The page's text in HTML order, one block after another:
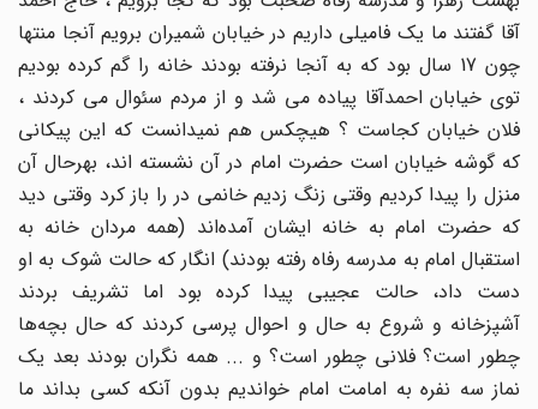
آقا گفتند ما یک فامیلى داریم در خیابان شمیران برویم آنجا منتها
چون 17 سال بود که‌ به‌ آنجا نرفته‌ بودند خانه‌ را گم کرده‌ بودیم
توى خیابان احمدآقا پیاده‌ می شد و از مردم سئوال می کردند ،
فلان خیابان کجاست ؟ هیچکس هم نمیدانست که‌ این پیکانى
که‌ گوشه‌ خیابان است حضرت امام در آن نشسته‌ اند، بهرحال آن
منزل را پیدا کردیم وقتى زنگ زدیم خانمى در را باز کرد وقتى دید
که‌ حضرت امام به‌ خانه‌ ایشان آمده‌اند (همه‌ مردان خانه‌ به‌
استقبال امام به‌ مدرسه‌ رفاه‌ رفته‌ بودند) انگار که‌ حالت شوک به‌ او
دست داد، حالت عجیبى پیدا کرده‌ بود اما تشریف بردند
آشپزخانه‌ و شروع به‌ حال و احوال پرسى کردند که‌ حال بچه‌ها
چطور است؟ فلانى چطور است؟ و ... همه‌ نگران بودند بعد یک
نماز سه‌ نفره‌ به‌ امامت امام خواندیم بدون آنکه‌ کسى بداند ما